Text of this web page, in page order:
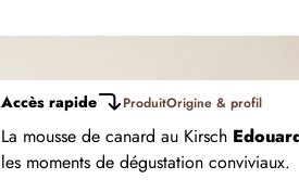
Accès rapide ProduitOrigine & profil
La mousse de canard au Kirsch
les moments de dégustation conviviaux.